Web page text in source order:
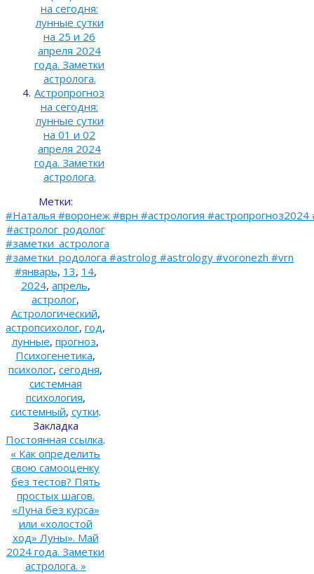
на сегодня:
лунные сутки
на 25 и 26
апреля 2024
года. Заметки
астролога.
Астропрогноз
на сегодня:
лунные сутки
на 01 и 02
апреля 2024
года. Заметки
астролога.
Метки:
#Наталья #воронеж #врн #астрология #астропрогноз2024
#астролог_родолог
#заметки_астролога
#заметки_родолога #astrolog #astrology #voronezh #vrn
#январь, 13, 14,
2024, апрель,
астролог,
Астрологический,
астропсихолог, год,
лунные, прогноз,
Психогенетика,
психолог, сегодня,
системная
психология,
системный, сутки.
Закладка
Постоянная ссылка.
« Как определить
свою самооценку
без тестов? Пять
простых шагов.
«Луна без курса»
или «холостой
ход» Луны». Май
2024 года. Заметки
астролога. »